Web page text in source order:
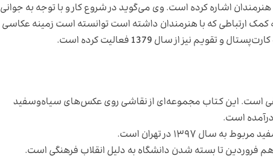
اشاره کرده است. وی می‌گوید در شروع کار و با توجه به جوانی
کمک ارتباطی که با هنرمندان داشته است توانسته است زمینه عکاسی
نیز از سال 1379 فعالیت کرده است.
است. این کتاب مجموعه‌ای از نقاشی روی عکس‌های سیاه‌وسفید
۱۳۹۷ در تهران است.